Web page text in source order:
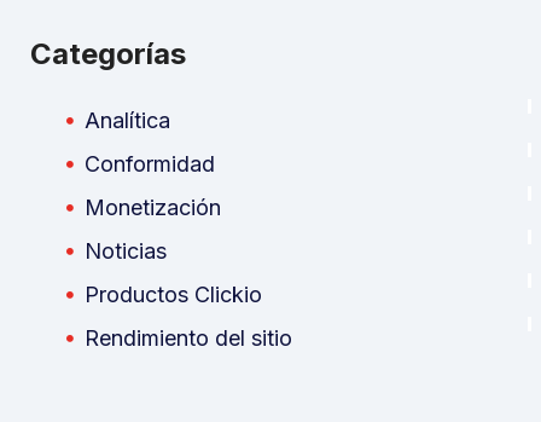
Categorías
Analítica
Conformidad
Monetización
Noticias
Productos Clickio
Rendimiento del sitio